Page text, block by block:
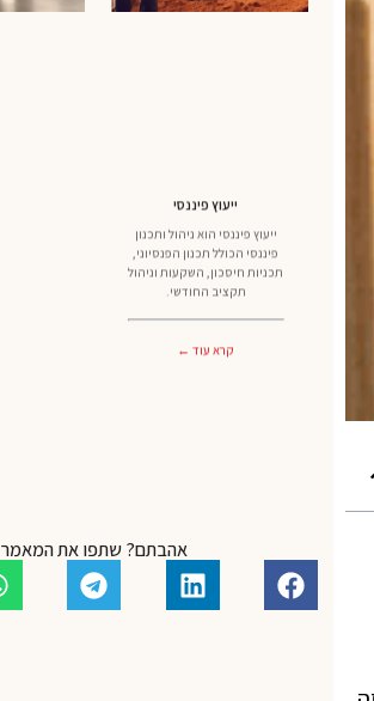
ייעוץ פיננסי
ייעוץ פיננסי הוא ניהול ותכנון
פיננסי הכולל תכנון הפנסיוני,
תכניות חיסכון, השקעות וניהול
תקציב החודשי.
קרא עוד ←
אהבתם? שתפו את המאמר